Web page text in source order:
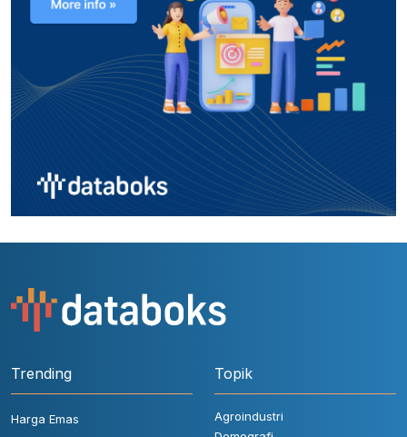
Trending
Harga Emas
Topik
Agroindustri